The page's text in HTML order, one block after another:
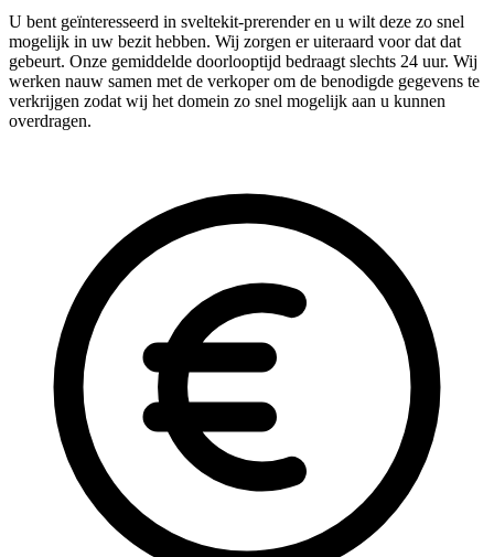
U bent geïnteresseerd in sveltekit-prerender en u wilt deze zo snel
mogelijk in uw bezit hebben. Wij zorgen er uiteraard voor dat dat
gebeurt. Onze gemiddelde doorlooptijd bedraagt slechts 24 uur. Wij
werken nauw samen met de verkoper om de benodigde gegevens te
verkrijgen zodat wij het domein zo snel mogelijk aan u kunnen
overdragen.